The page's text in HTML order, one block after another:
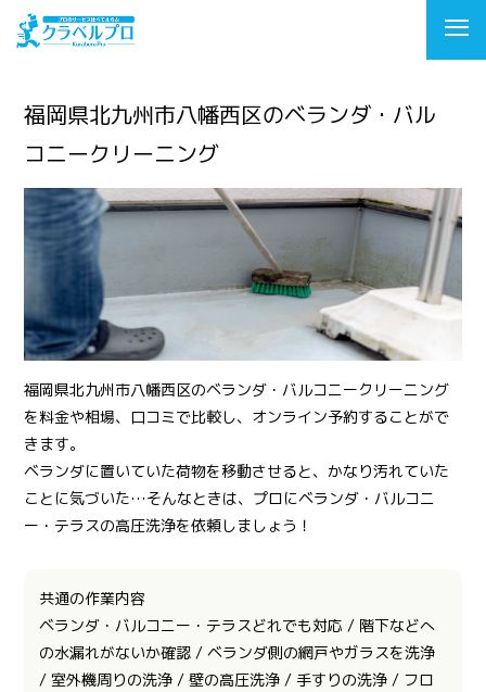
福岡県北九州市八幡西区のベランダ・バル
コニークリーニング
福岡県北九州市八幡西区のベランダ・バルコニークリーニング
を料金や相場、口コミで比較し、オンライン予約することがで
きます。
ベランダに置いていた荷物を移動させると、かなり汚れていた
ことに気づいた…そんなときは、プロにベランダ・バルコニ
ー・テラスの高圧洗浄を依頼しましょう！
共通の作業内容
ベランダ・バルコニー・テラスどれでも対応 / 階下などへ
の水漏れがないか確認 / ベランダ側の網戸やガラスを洗浄
/ 室外機周りの洗浄 / 壁の高圧洗浄 / 手すりの洗浄 / フロ